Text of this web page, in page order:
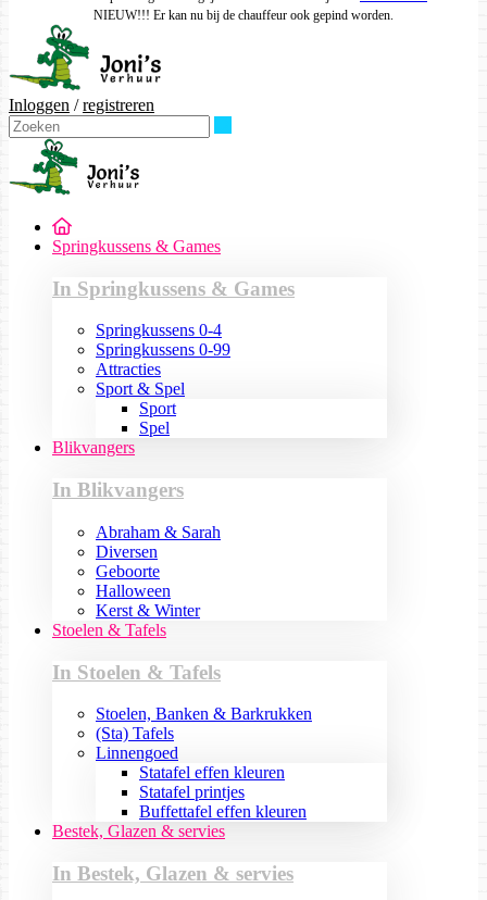
NIEUW!!! Er kan nu bij de chauffeur ook gepind worden.
Inloggen /registreren
Springkussens & Games
In Springkussens & Games
Springkussens 0-4
Springkussens 0-99
Attracties
Sport & Spel
Sport
Spel
Blikvangers
In Blikvangers
Abraham & Sarah
Diversen
Geboorte
Halloween
Kerst & Winter
Stoelen & Tafels
In Stoelen & Tafels
Stoelen, Banken & Barkrukken
(Sta) Tafels
Linnengoed
Statafel effen kleuren
Statafel printjes
Buffettafel effen kleuren
Bestek, Glazen & servies
In Bestek, Glazen & servies